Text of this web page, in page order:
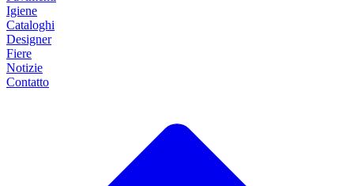
Igiene
Cataloghi
Designer
Fiere
Notizie
Contatto